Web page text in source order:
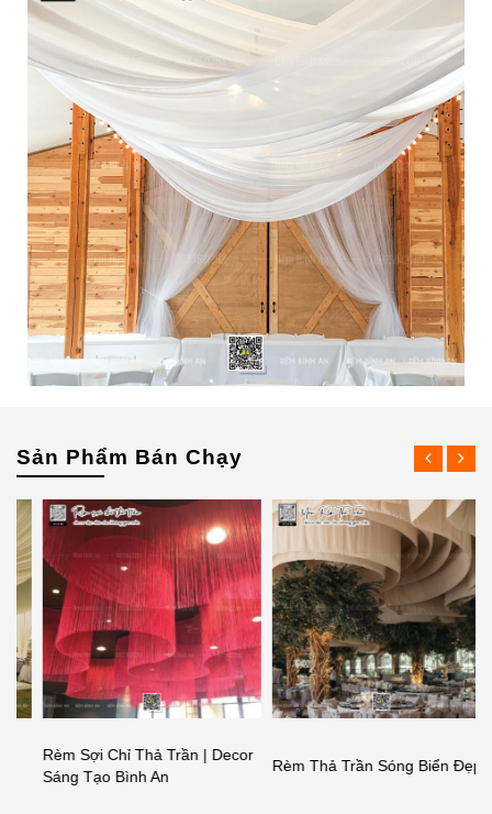
Sản Phẩm Bán Chạy
Rèm Sợi Chỉ Thả Trần | Decor
Sáng Tạo Bình An
Rèm Thả Trần Sóng Biển Đẹp